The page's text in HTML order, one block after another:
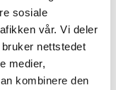
sosiale
vår. Vi deler
nettstedet
medier,
kombinere den